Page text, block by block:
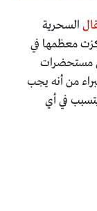
‏السحرية
معظمها ‏في
مستحضرات
من أنه يجب
في أي